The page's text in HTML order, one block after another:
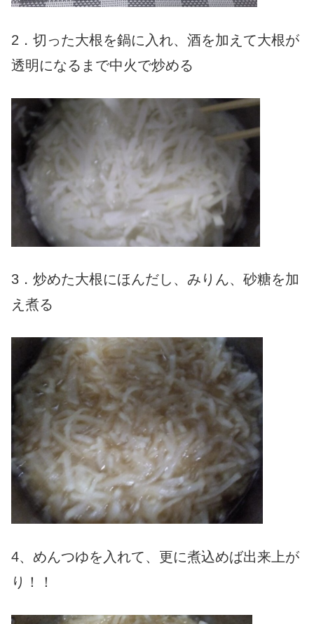
2．切った大根を鍋に入れ、酒を加えて大根が
透明になるまで中火で炒める
3．炒めた大根にほんだし、みりん、砂糖を加
え煮る
4、めんつゆを入れて、更に煮込めば出来上が
り！！